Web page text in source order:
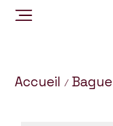
Accueil / Bague